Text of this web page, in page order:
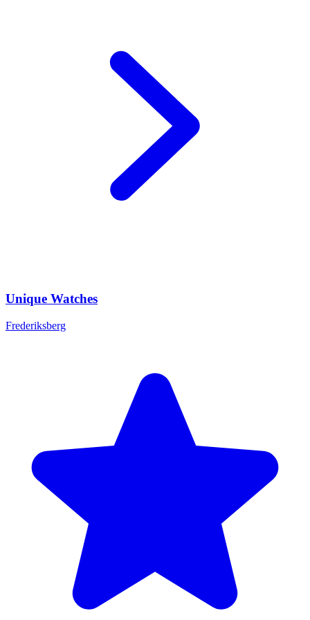
Unique Watches
Frederiksberg